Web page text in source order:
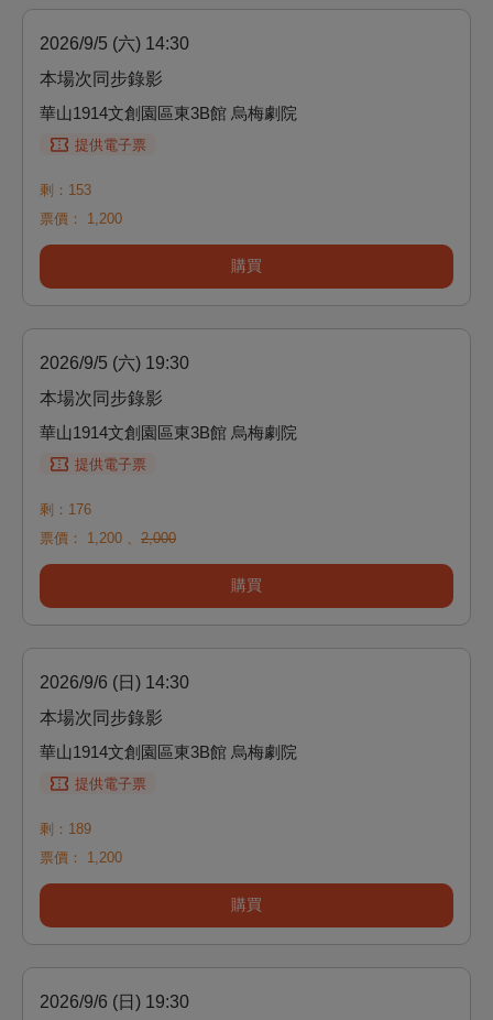
2026/9/5 (六) 14:30
本場次同步錄影
華山1914文創園區東3B館 烏梅劇院
提供電子票
剩：153
票價：
1,200
購買
2026/9/5 (六) 19:30
本場次同步錄影
華山1914文創園區東3B館 烏梅劇院
提供電子票
剩：176
票價：
1,200 2,000
購買
2026/9/6 (日) 14:30
本場次同步錄影
華山1914文創園區東3B館 烏梅劇院
提供電子票
剩：189
票價：
1,200
購買
2026/9/6 (日) 19:30